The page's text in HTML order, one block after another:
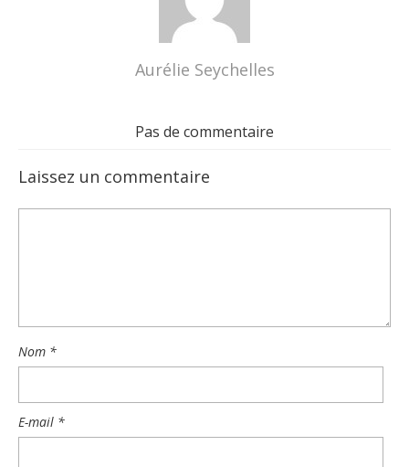
Aurélie Seychelles
Pas de commentaire
Laissez un commentaire
Nom *
E-mail *